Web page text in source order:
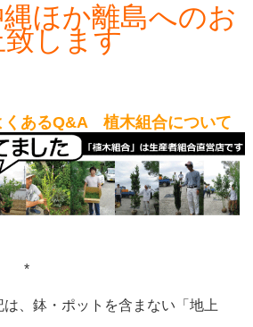
ほか離島へのお
します
あるQ&A 植木組合について
*
、鉢・ポットを含まない「地上